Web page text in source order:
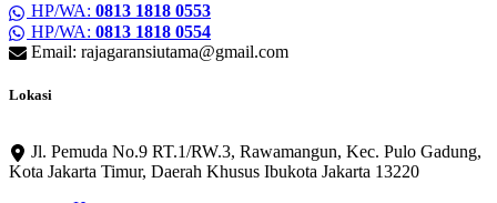
HP/WA: 0813 1818 0553
HP/WA: 0813 1818 0554
Email: rajagaransiutama@gmail.com
Lokasi
Jl. Pemuda No.9 RT.1/RW.3, Rawamangun, Kec. Pulo Gadung,
Kota Jakarta Timur, Daerah Khusus Ibukota Jakarta 13220